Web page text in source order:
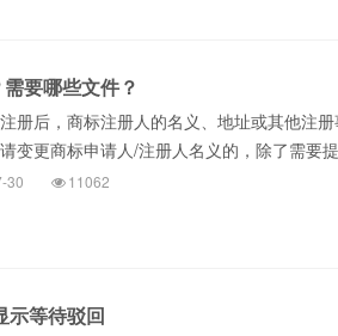
要哪些文件？
册后，商标注册人的名义、地址或其他注
变更商标申请人/注册人名义的，除了需要提
30 11062
示等待驳回